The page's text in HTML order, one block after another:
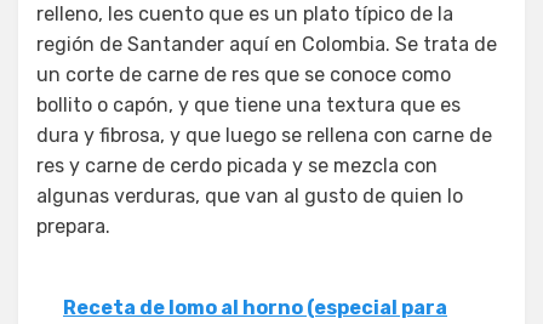
relleno, les cuento que es un plato típico de la
región de Santander aquí en Colombia. Se trata de
un corte de carne de res que se conoce como
bollito o capón, y que tiene una textura que es
dura y fibrosa, y que luego se rellena con carne de
res y carne de cerdo picada y se mezcla con
algunas verduras, que van al gusto de quien lo
prepara.
Receta de lomo al horno (especial para